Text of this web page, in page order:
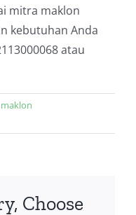
mitra maklon
kebutuhan Anda
atau
maklon
Choose